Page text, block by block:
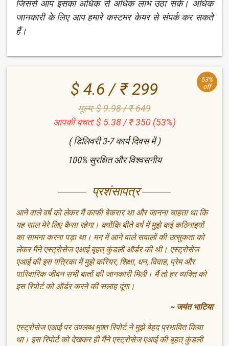
जिससे आप इसका अधिक से अधिक लाभ उठा सकें। अधिक
जानकारी के लिए आप हमारे कस्टमर केयर से संपर्क कर सकते
हैं।
53%
off
$ 4.6 / ₹ 299
मूल्य: $ 9.98 / ₹ 649
आपकी बचत: $ 5.38 / ₹ 350 (53%)
( डिलिवरी 3-7 कार्य दिवस में )
100% सुरक्षित और विश्वसनीय
प्रशंसापत्र
आने वाले वर्ष को लेकर मैं काफी बेकरार था और जानना चाहता था कि
यह साल मेरे लिए कैसा रहेगा। क्योंकि बीते वर्ष में मुझे कई कठिनाइयों
का सामना करना पड़ा था। मन में आने वाले सवालों की उत्सुकता को
लेकर मैंने एस्ट्रोसेज एआई बृहत् कुंडली ऑर्डर की थी। एस्ट्रोसेज
एआई की इस पत्रिका में मुझे करियर, शिक्षा, धन, विवाह, प्रेम और
पारिवारिक जीवन सभी बातों की जानकारी मिली। मैं तो हर व्यक्ति को
इस रिपोर्ट को ऑर्डर करने की सलाह दूंगा।
~ जयंत भाटिया
एस्ट्रोसेज एआई पर उपलब्ध मुफ़्त रिपोर्ट ने मुझे बेहद प्रभावित किया
था। इस रिपोर्ट को देखकर ही मैंने एस्ट्रोसेज एआई की बृहत् कुंडली